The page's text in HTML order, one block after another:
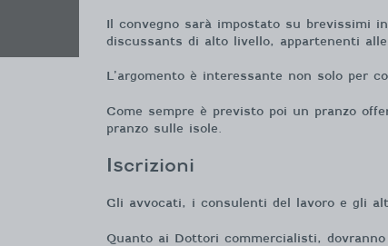
Il convegno sarà impostato su brevissimi
discussants di alto livello, appartenenti
L’argomento è interessante non solo per
Come sempre è previsto poi un pranzo
pranzo sulle isole.
Iscrizioni
Gli avvocati, i consulenti del lavoro e gli
Quanto ai Dottori commercialisti,